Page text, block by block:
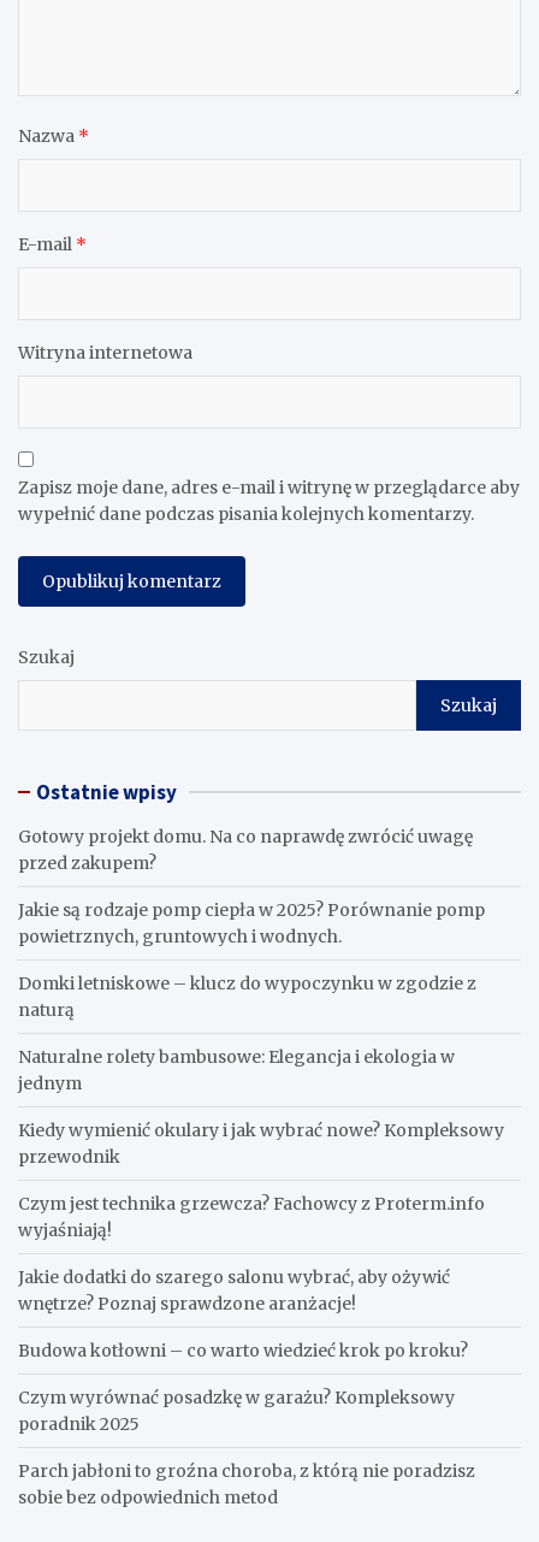
Nazwa *
E-mail *
Witryna internetowa
Zapisz moje dane, adres e-mail i witrynę w przeglądarce aby
wypełnić dane podczas pisania kolejnych komentarzy.
Szukaj
Szukaj
Ostatnie wpisy
Gotowy projekt domu. Na co naprawdę zwrócić uwagę
przed zakupem?
Jakie są rodzaje pomp ciepła w 2025? Porównanie pomp
powietrznych, gruntowych i wodnych.
Domki letniskowe – klucz do wypoczynku w zgodzie z
naturą
Naturalne rolety bambusowe: Elegancja i ekologia w
jednym
Kiedy wymienić okulary i jak wybrać nowe? Kompleksowy
przewodnik
Czym jest technika grzewcza? Fachowcy z Proterm.info
wyjaśniają!
Jakie dodatki do szarego salonu wybrać, aby ożywić
wnętrze? Poznaj sprawdzone aranżacje!
Budowa kotłowni – co warto wiedzieć krok po kroku?
Czym wyrównać posadzkę w garażu? Kompleksowy
poradnik 2025
Parch jabłoni to groźna choroba, z którą nie poradzisz
sobie bez odpowiednich metod